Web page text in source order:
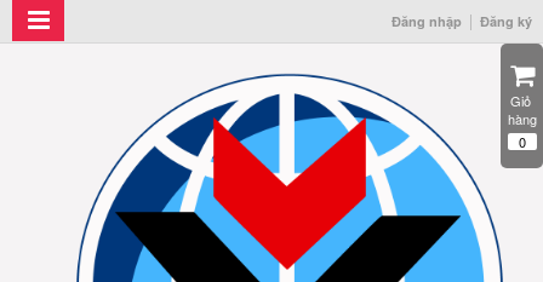
Đăng nhập Đăng ký
Giỏ
hàng
0